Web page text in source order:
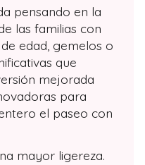
pensando en la
las familias con
edad, gemelos o
que
mejorada
para
el paseo con
mayor ligereza.